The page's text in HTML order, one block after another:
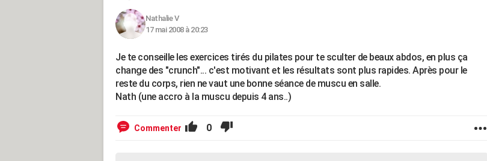
Nathalie V
17 mai 2008 à 20:23
Je te conseille les exercices tirés du pilates pour te sculter de beaux abdos, en plus ça
change des "crunch"... c'est motivant et les résultats sont plus rapides. Après pour le
reste du corps, rien ne vaut une bonne séance de muscu en salle.
Nath (une accro à la muscu depuis 4 ans..)
Commenter 0